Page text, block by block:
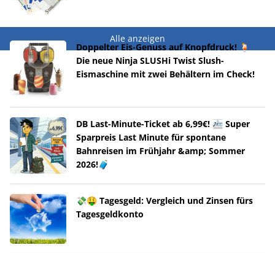
Alle anzeigen
Doppelter Eis-Genuss auf Knopfdruck! 🍹
Die neue Ninja SLUSHi Twist Slush-
Eismaschine mit zwei Behältern im Check!
DB Last-Minute-Ticket ab 6,99€! 🚈 Super
Sparpreis Last Minute für spontane
Bahnreisen im Frühjahr &amp; Sommer
2026!🧳
💸🤑 Tagesgeld: Vergleich und Zinsen fürs
Tagesgeldkonto